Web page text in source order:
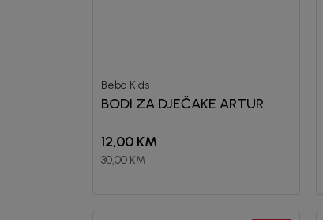
Beba Kids
BODI ZA DJEČAKE ARTUR
12,00 KM
30,00KM